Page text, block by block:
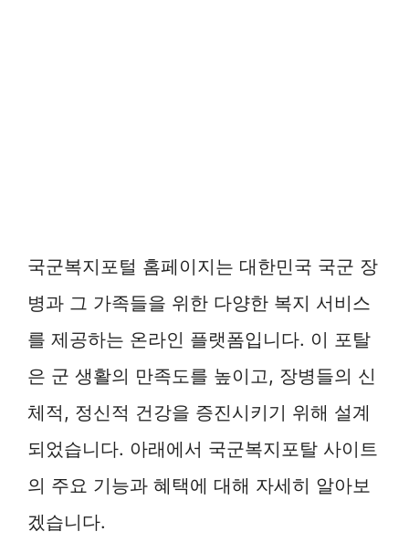
국군복지포털 홈페이지는 대한민국 국군 장
병과 그 가족들을 위한 다양한 복지 서비스
를 제공하는 온라인 플랫폼입니다. 이 포탈
은 군 생활의 만족도를 높이고, 장병들의 신
체적, 정신적 건강을 증진시키기 위해 설계
되었습니다. 아래에서 국군복지포탈 사이트
의 주요 기능과 혜택에 대해 자세히 알아보
겠습니다.